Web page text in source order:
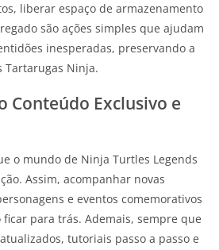
liberar espaço de armazenamento
são ações simples que ajudam
inesperadas, preservando a
Tartarugas Ninja.
Conteúdo Exclusivo e
o mundo de Ninja Turtles Legends
Assim, acompanhar novas
e eventos comemorativos
para trás. Ademais, sempre que
tutoriais passo a passo e